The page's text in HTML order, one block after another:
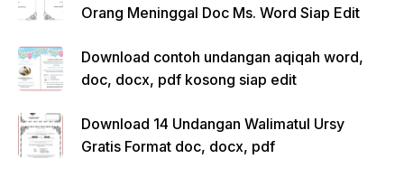
Orang Meninggal Doc Ms. Word Siap Edit
Download contoh undangan aqiqah word,
doc, docx, pdf kosong siap edit
Download 14 Undangan Walimatul Ursy
Gratis Format doc, docx, pdf